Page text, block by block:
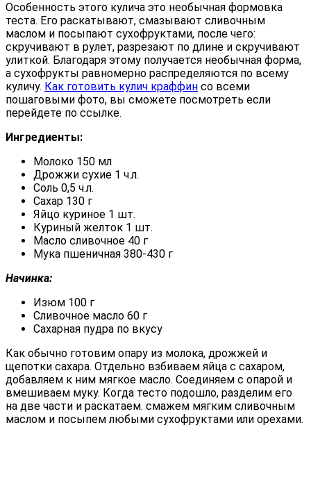
Особенность этого кулича это необычная формовка
теста. Его раскатывают, смазывают сливочным
маслом и посыпают сухофруктами, после чего:
скручивают в рулет, разрезают по длине и скручивают
улиткой. Благодаря этому получается необычная форма,
а сухофрукты равномерно распределяются по всему
куличу. Как готовить кулич краффин со всеми
пошаговыми фото, вы сможете посмотреть если
перейдете по ссылке.
Ингредиенты:
Молоко 150 мл
Дрожжи сухие 1 ч.л.
Соль 0,5 ч.л.
Сахар 130 г
Яйцо куриное 1 шт.
Куриный желток 1 шт.
Масло сливочное 40 г
Мука пшеничная 380-430 г
Начинка:
Изюм 100 г
Сливочное масло 60 г
Сахарная пудра по вкусу
Как обычно готовим опару из молока, дрожжей и
щепотки сахара. Отдельно взбиваем яйца с сахаром,
добавляем к ним мягкое масло. Соединяем с опарой и
вмешиваем муку. Когда тесто подошло, разделим его
на две части и раскатаем. смажем мягким сливочным
маслом и посыпем любыми сухофруктами или орехами.